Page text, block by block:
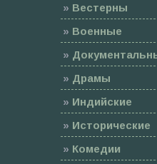
» Вестерны
» Военные
»
» Драмы
» Индийские
» Исторические
» Комедии